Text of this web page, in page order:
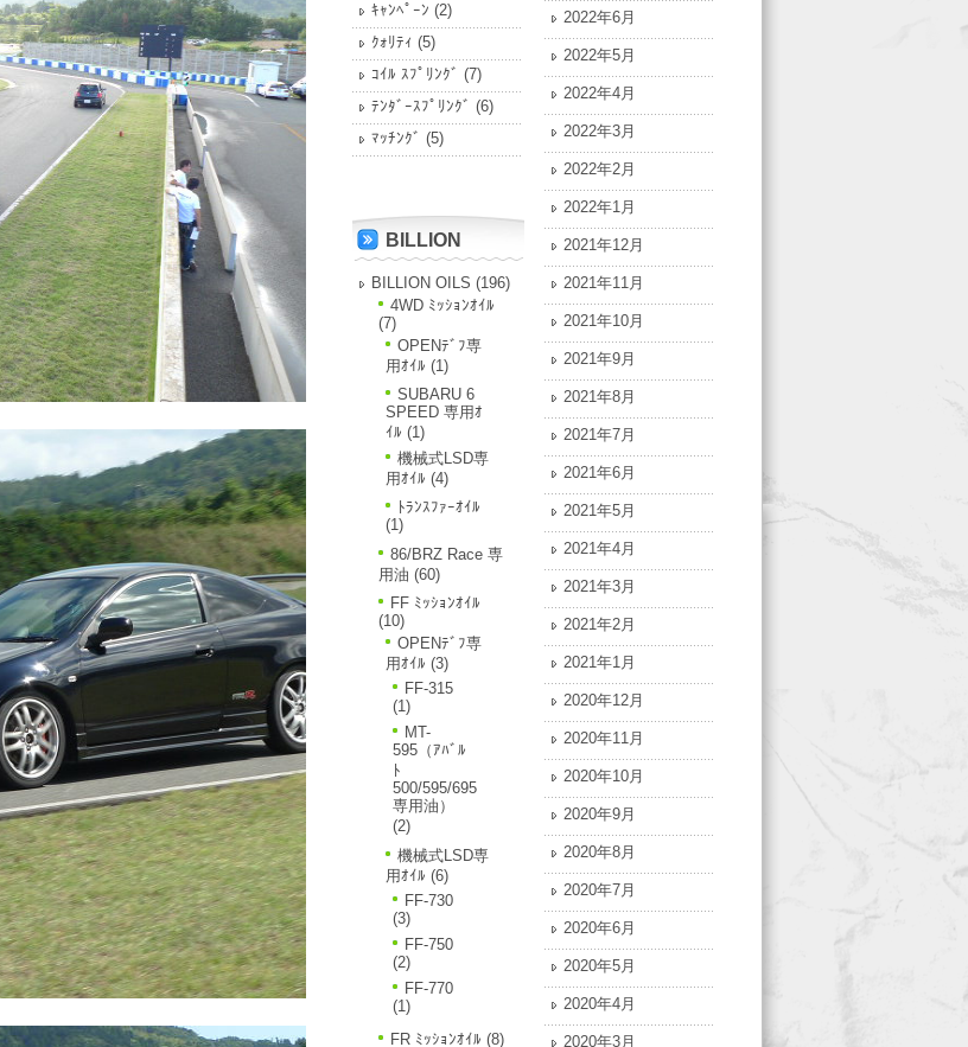
ｷｬﾝﾍﾟｰﾝ (2)
ｸｫﾘﾃｨ (5)
ｺｲﾙ ｽﾌﾟﾘﾝｸﾞ (7)
ﾃﾝﾀﾞｰｽﾌﾟﾘﾝｸﾞ (6)
ﾏｯﾁﾝｸﾞ (5)
BILLION
BILLION OILS (196)
4WD ﾐｯｼｮﾝｵｲﾙ
(7)
OPENﾃﾞﾌ専
用ｵｲﾙ (1)
SUBARU 6
SPEED 専用ｵ
ｲﾙ (1)
機械式LSD専
用ｵｲﾙ (4)
ﾄﾗﾝｽﾌｧｰｵｲﾙ
(1)
86/BRZ Race 専
用油 (60)
FF ﾐｯｼｮﾝｵｲﾙ
(10)
OPENﾃﾞﾌ専
用ｵｲﾙ (3)
FF-315
(1)
MT-
595（ｱﾊﾞﾙ
ﾄ
500/595/695
専用油）
(2)
機械式LSD専
用ｵｲﾙ (6)
FF-730
(3)
FF-750
(2)
FF-770
(1)
FR ﾐｯｼｮﾝｵｲﾙ (8)
2022年6月
2022年5月
2022年4月
2022年3月
2022年2月
2022年1月
2021年12月
2021年11月
2021年10月
2021年9月
2021年8月
2021年7月
2021年6月
2021年5月
2021年4月
2021年3月
2021年2月
2021年1月
2020年12月
2020年11月
2020年10月
2020年9月
2020年8月
2020年7月
2020年6月
2020年5月
2020年4月
2020年3月